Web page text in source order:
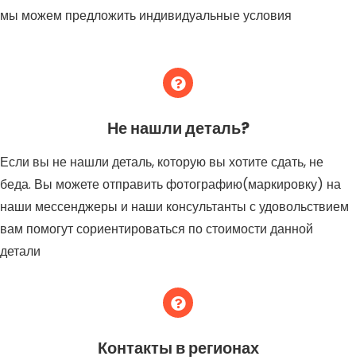
мы можем предложить индивидуальные условия
Не нашли деталь?
Если вы не нашли деталь, которую вы хотите сдать, не
беда. Вы можете отправить фотографию(маркировку) на
наши мессенджеры и наши консультанты с удовольствием
вам помогут сориентироваться по стоимости данной
детали
Контакты в регионах